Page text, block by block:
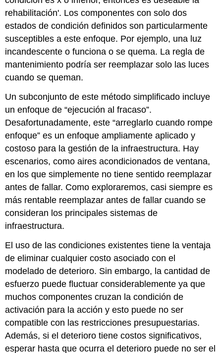
rehabilitación'. Los componentes con solo dos
estados de condición definidos son particularmente
susceptibles a este enfoque. Por ejemplo, una luz
incandescente o funciona o se quema. La regla de
mantenimiento podría ser reemplazar solo las luces
cuando se queman.
Un subconjunto de este método simplificado incluye
un enfoque de “ejecución al fracaso”.
Desafortunadamente, este “arreglarlo cuando rompe
enfoque” es un enfoque ampliamente aplicado y
costoso para la gestión de la infraestructura. Hay
escenarios, como aires acondicionados de ventana,
en los que simplemente no tiene sentido reemplazar
antes de fallar. Como exploraremos, casi siempre es
más rentable reemplazar antes de fallar cuando se
consideran los principales sistemas de
infraestructura.
El uso de las condiciones existentes tiene la ventaja
de eliminar cualquier costo asociado con el
modelado de deterioro. Sin embargo, la cantidad de
esfuerzo puede fluctuar considerablemente ya que
muchos componentes cruzan la condición de
activación para la acción y esto puede no ser
compatible con las restricciones presupuestarias.
Además, si el deterioro tiene costos significativos,
esperar hasta que ocurra el deterioro puede no ser el